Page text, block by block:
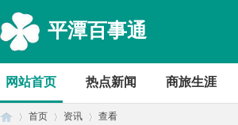
平潭百事通
网站首页 热点新闻 商旅生涯
首页 资讯 查看